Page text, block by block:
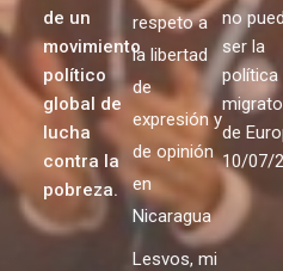
de un
movimiento
político
global de
lucha
contra la
pobreza.
respeto a
la libertad
de
expresión y
de opinión
en
Nicaragua
Lesvos, mi
no
ser la
política
de
10/07/